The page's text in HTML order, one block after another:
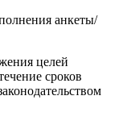
анкеты/
целей
сроков